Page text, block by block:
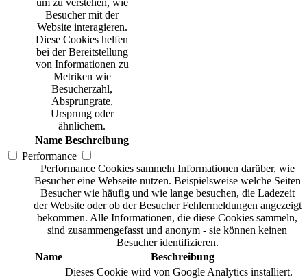
um zu verstehen, wie
Besucher mit der
Website interagieren.
Diese Cookies helfen
bei der Bereitstellung
von Informationen zu
Metriken wie
Besucherzahl,
Absprungrate,
Ursprung oder
ähnlichem.
Name Beschreibung
Performance
Performance Cookies sammeln Informationen darüber, wie
Besucher eine Webseite nutzen. Beispielsweise welche Seiten
Besucher wie häufig und wie lange besuchen, die Ladezeit
der Website oder ob der Besucher Fehlermeldungen angezeigt
bekommen. Alle Informationen, die diese Cookies sammeln,
sind zusammengefasst und anonym - sie können keinen
Besucher identifizieren.
Name
Beschreibung
Dieses Cookie wird von Google Analytics installiert.